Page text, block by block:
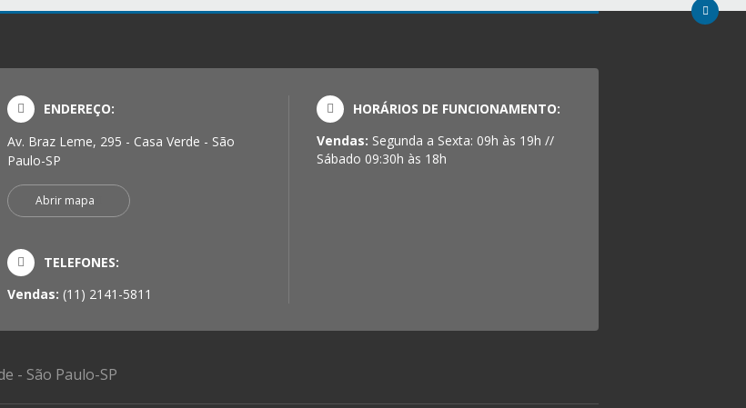
ENDEREÇO:
Av. Braz Leme, 295 - Casa Verde - São
Paulo-SP
Abrir mapa
TELEFONES:
Vendas: (11) 2141-5811
HORÁRIOS DE FUNCIONAMENTO:
Vendas: Segunda a Sexta: 09h às 19h //
Sábado 09:30h às 18h
- São Paulo-SP